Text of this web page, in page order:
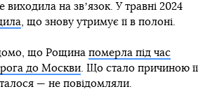
виходила на звʼязок. У травні 2024
, що знову утримує її в полоні.
що Рощина померла під час
до Москви . Що стало причиною її
— не повідомляли.